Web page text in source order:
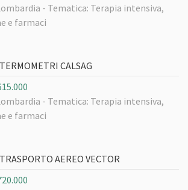
- Tematica: Terapia intensiva,
e farmaci
CALSAG
- Tematica: Terapia intensiva,
e farmaci
AEREO VECTOR